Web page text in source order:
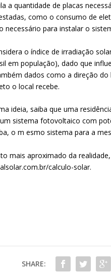
a quantidade de placas
como o consumo de
necessário para instalar o
o índice de irradiação
em população), dado que
dados como a direção
o local recebe.
ideia, saiba que uma
sistema fotovoltaico com
o m esmo sistema para a
mais aproximado da
calculo-solar.
SHARE: